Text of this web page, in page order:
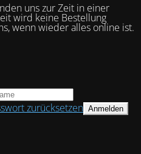
uns zur Zeit in einer
wird keine Bestellung
wenn wieder alles online ist.
zurücksetzen